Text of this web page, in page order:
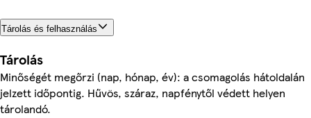
Tárolás és felhasználás
Tárolás
Minőségét megőrzi (nap, hónap, év): a csomagolás hátoldalán
jelzett időpontig. Hűvös, száraz, napfénytől védett helyen
tárolandó.